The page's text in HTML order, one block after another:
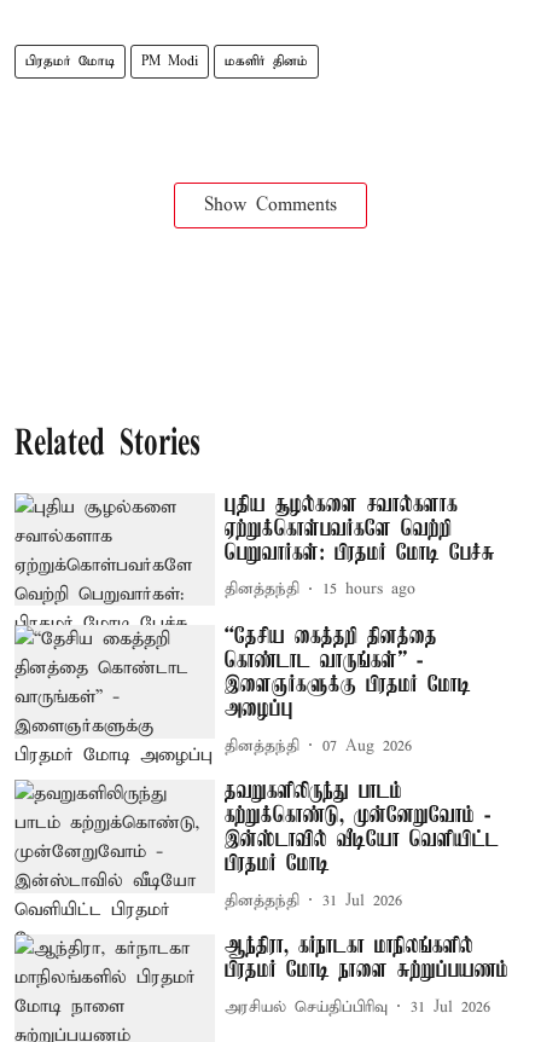
பிரதமர் மோடி PM Modi மகளிர் தினம்
Show Comments
Related Stories
புதிய சூழல்களை சவால்களாக
ஏற்றுக்கொள்பவர்களே வெற்றி
பெறுவார்கள்: பிரதமர் மோடி பேச்சு
தினத்தந்தி 15 hours ago
“தேசிய கைத்தறி தினத்தை
கொண்டாட வாருங்கள்” -
இளைஞர்களுக்கு பிரதமர் மோடி
அழைப்பு
தினத்தந்தி 07 Aug 2026
தவறுகளிலிருந்து பாடம்
கற்றுக்கொண்டு, முன்னேறுவோம் -
இன்ஸ்டாவில் வீடியோ வெளியிட்ட
பிரதமர் மோடி
தினத்தந்தி 31 Jul 2026
ஆந்திரா, கர்நாடகா மாநிலங்களில்
பிரதமர் மோடி நாளை சுற்றுப்பயணம்
அரசியல் செய்திப்பிரிவு 31 Jul 2026